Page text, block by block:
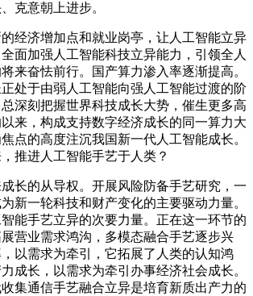
克意朝上进步。
济增加点和就业岗亭，让人工智能立异
面加强人工智能科技立异能力，引领全人
来奋怯前行。国产算力渗入率逐渐提高。
处于由弱人工智能向强人工智能过渡的阶
深刻把握世界科技成长大势，催生更多高
来，构成支持数字经济成长的同一算力大
点的高度注沉我国新一代人工智能成长。
推进人工智能手艺于人类？
的从导权。开展风险防备手艺研究，一
新一轮科技和财产变化的主要驱动力量。
能手艺立异的次要力量。正在这一环节的
营业需求鸿沟，多模态融合手艺逐步兴
以需求为牵引，它拓展了人类的认知鸿
成长，以需求为牵引办事经济社会成长。
集通信手艺融合立异是培育新质出产力的